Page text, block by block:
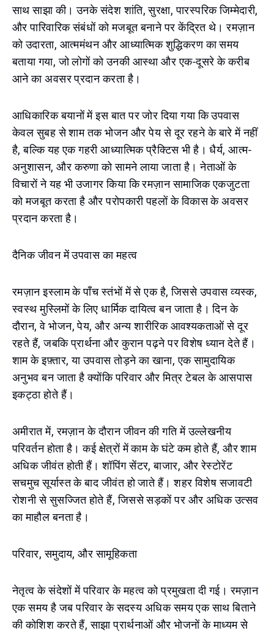
साथ साझा की। उनके संदेश शांति, सुरक्षा, पारस्परिक जिम्मेदारी,
और पारिवारिक संबंधों को मजबूत बनाने पर केंद्रित थे। रमज़ान
को उदारता, आत्ममंथन और आध्यात्मिक शुद्धिकरण का समय
बताया गया, जो लोगों को उनकी आस्था और एक-दूसरे के करीब
आने का अवसर प्रदान करता है।
आधिकारिक बयानों में इस बात पर जोर दिया गया कि उपवास
केवल सुबह से शाम तक भोजन और पेय से दूर रहने के बारे में नहीं
है, बल्कि यह एक गहरी आध्यात्मिक प्रैक्टिस भी है। धैर्य, आत्म-
अनुशासन, और करुणा को सामने लाया जाता है। नेताओं के
विचारों ने यह भी उजागर किया कि रमज़ान सामाजिक एकजुटता
को मजबूत करता है और परोपकारी पहलों के विकास के अवसर
प्रदान करता है।
दैनिक जीवन में उपवास का महत्व
रमज़ान इस्लाम के पाँच स्तंभों में से एक है, जिससे उपवास व्यस्क,
स्वस्थ मुस्लिमों के लिए धार्मिक दायित्व बन जाता है। दिन के
दौरान, वे भोजन, पेय, और अन्य शारीरिक आवश्यकताओं से दूर
रहते हैं, जबकि प्रार्थना और कुरान पढ़ने पर विशेष ध्यान देते हैं।
शाम के इफ़्तार, या उपवास तोड़ने का खाना, एक सामुदायिक
अनुभव बन जाता है क्योंकि परिवार और मित्र टेबल के आसपास
इकट्ठा होते हैं।
अमीरात में, रमज़ान के दौरान जीवन की गति में उल्लेखनीय
परिवर्तन होता है। कई क्षेत्रों में काम के घंटे कम होते हैं, और शाम
अधिक जीवंत होती हैं। शॉपिंग सेंटर, बाजार, और रेस्टोरेंट
सचमुच सूर्यास्त के बाद जीवंत हो जाते हैं। शहर विशेष सजावटी
रोशनी से सुसज्जित होते हैं, जिससे सड़कों पर और अधिक उत्सव
का माहौल बनता है।
परिवार, समुदाय, और सामूहिकता
नेतृत्व के संदेशों में परिवार के महत्व को प्रमुखता दी गई। रमज़ान
एक समय है जब परिवार के सदस्य अधिक समय एक साथ बिताने
की कोशिश करते हैं, साझा प्रार्थनाओं और भोजनों के माध्यम से